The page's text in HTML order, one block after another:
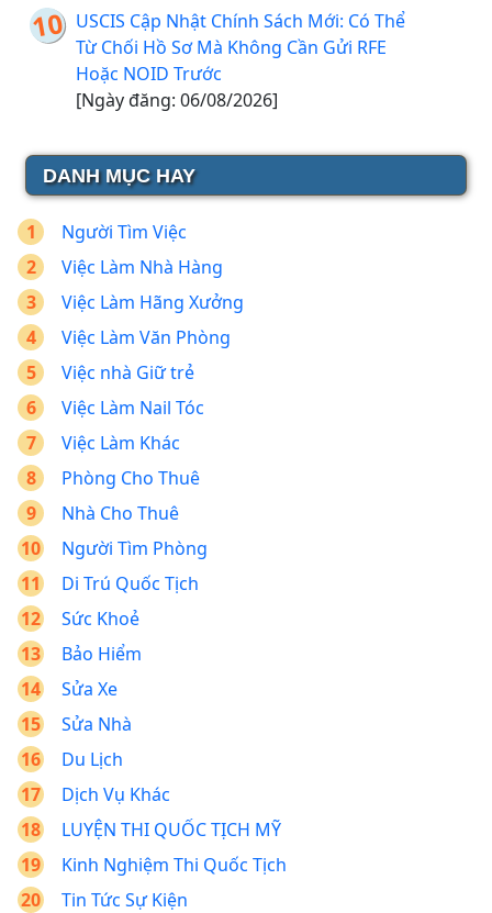
USCIS Cập Nhật Chính Sách Mới: Có Thể
Từ Chối Hồ Sơ Mà Không Cần Gửi RFE
Hoặc NOID Trước
[Ngày đăng: 06/08/2026]
DANH MỤC HAY
Người Tìm Việc
Việc Làm Nhà Hàng
Việc Làm Hãng Xưởng
Việc Làm Văn Phòng
Việc nhà Giữ trẻ
Việc Làm Nail Tóc
Việc Làm Khác
Phòng Cho Thuê
Nhà Cho Thuê
Người Tìm Phòng
Di Trú Quốc Tịch
Sức Khoẻ
Bảo Hiểm
Sửa Xe
Sửa Nhà
Du Lịch
Dịch Vụ Khác
LUYỆN THI QUỐC TỊCH MỸ
Kinh Nghiệm Thi Quốc Tịch
Tin Tức Sự Kiện